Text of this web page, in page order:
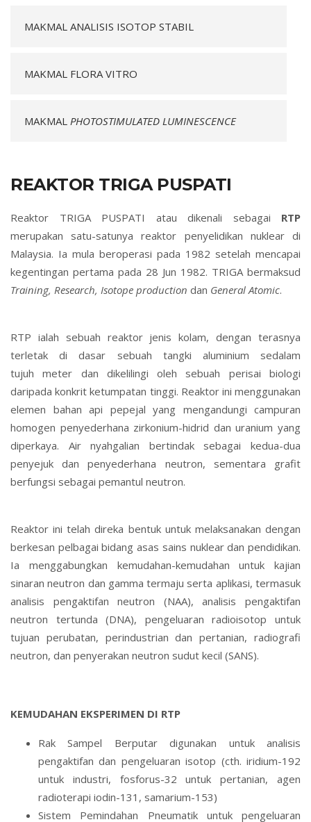
MAKMAL ANALISIS ISOTOP STABIL
MAKMAL FLORA VITRO
MAKMAL PHOTOSTIMULATED LUMINESCENCE
REAKTOR TRIGA PUSPATI
Reaktor TRIGA PUSPATI atau dikenali sebagai RTP
merupakan satu-satunya reaktor penyelidikan nuklear di
Malaysia. Ia mula beroperasi pada 1982 setelah mencapai
kegentingan pertama pada 28 Jun 1982. TRIGA bermaksud
Training, Research, Isotope production dan General Atomic.
RTP ialah sebuah reaktor jenis kolam, dengan terasnya
terletak di dasar sebuah tangki aluminium sedalam
tujuh meter dan dikelilingi oleh sebuah perisai biologi
daripada konkrit ketumpatan tinggi. Reaktor ini menggunakan
elemen bahan api pepejal yang mengandungi campuran
homogen penyederhana zirkonium-hidrid dan uranium yang
diperkaya. Air nyahgalian bertindak sebagai kedua-dua
penyejuk dan penyederhana neutron, sementara grafit
berfungsi sebagai pemantul neutron.
Reaktor ini telah direka bentuk untuk melaksanakan dengan
berkesan pelbagai bidang asas sains nuklear dan pendidikan.
Ia menggabungkan kemudahan-kemudahan untuk kajian
sinaran neutron dan gamma termaju serta aplikasi, termasuk
analisis pengaktifan neutron (NAA), analisis pengaktifan
neutron tertunda (DNA), pengeluaran radioisotop untuk
tujuan perubatan, perindustrian dan pertanian, radiografi
neutron, dan penyerakan neutron sudut kecil (SANS).
KEMUDAHAN EKSPERIMEN DI RTP
Rak Sampel Berputar digunakan untuk analisis
pengaktifan dan pengeluaran isotop (cth. iridium-192
untuk industri, fosforus-32 untuk pertanian, agen
radioterapi iodin-131, samarium-153)
Sistem Pemindahan Pneumatik untuk pengeluaran